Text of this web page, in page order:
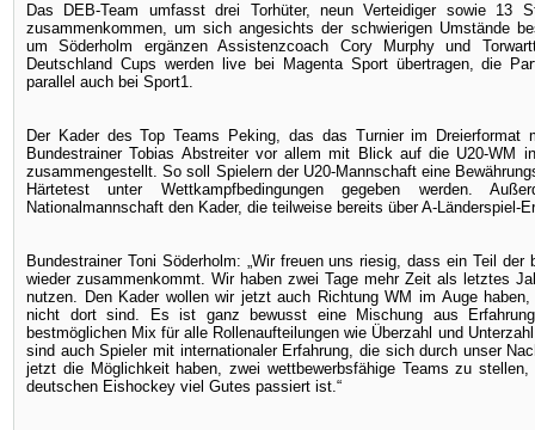
Das DEB-Team umfasst drei Torhüter, neun Verteidiger sowie 13
zusammenkommen, um sich angesichts der schwierigen Umstände
um Söderholm ergänzen Assistenzcoach Cory Murphy und
Deutschland Cups werden live bei Magenta Sport übertragen, die
parallel auch bei Sport1.
Der Kader des Top Teams Peking, das das Turnier im Dreierformat
Bundestrainer Tobias Abstreiter vor allem mit Blick auf die U20-WM
zusammengestellt. So soll Spielern der U20-Mannschaft eine
Härtetest unter Wettkampfbedingungen gegeben werden.
Nationalmannschaft den Kader, die teilweise bereits über A-Länderspiel-
Bundestrainer Toni Söderholm: „Wir freuen uns riesig, dass ein Teil
wieder zusammenkommt. Wir haben zwei Tage mehr Zeit als letztes
nutzen. Den Kader wollen wir jetzt auch Richtung WM im Auge
nicht dort sind. Es ist ganz bewusst eine Mischung aus
bestmöglichen Mix für alle Rollenaufteilungen wie Überzahl und
sind auch Spieler mit internationaler Erfahrung, die sich durch unser
jetzt die Möglichkeit haben, zwei wettbewerbsfähige Teams zu
deutschen Eishockey viel Gutes passiert ist.“